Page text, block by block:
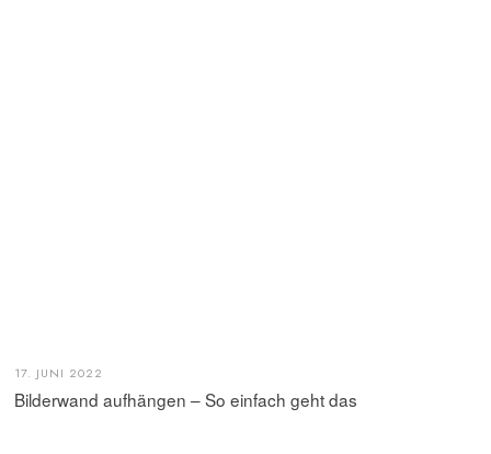
17. JUNI 2022
Bilderwand aufhängen – So einfach geht das